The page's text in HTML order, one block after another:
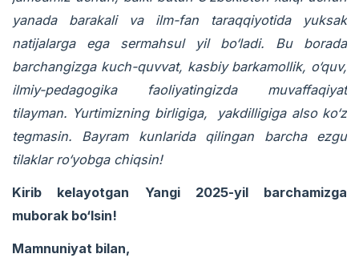
yanada barakali va ilm-fan taraqqiyotida yuksak
natijalarga ega sermahsul yil bo‘ladi. Bu borada
barchangizga kuch-quvvat, kasbiy barkamollik, o‘quv,
ilmiy-pedagogika faoliyatingizda muvaffaqiyat
tilayman. Yurtimizning birligiga, yakdilligiga also ko‘z
tegmasin. Bayram kunlarida qilingan barcha ezgu
tilaklar ro‘yobga chiqsin!
Kirib kelayotgan Yangi 2025-yil barchamizga
muborak bo‘lsin!
Mamnuniyat bilan,